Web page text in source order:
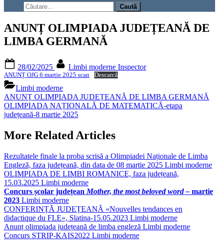
form
Caută
după:
ANUNȚ OLIMPIADA JUDEȚEANĂ DE
LIMBA GERMANĂ
on
28/02/2025 Limbi moderne Inspector
ANUNȚ OJG 6 martie 2025 scan Descarcă
Limbi moderne
Navigare
în
Previous
Post:
ANUNȚ OLIMPIADA JUDEȚEANĂ DE LIMBA GERMANĂ
Next
Post:
OLIMPIADA NAȚIONALĂ DE MATEMATICĂ-etapa
județeană-8 martie 2025
More Related Articles
Rezultatele finale la proba scrisă a Olimpiadei Naționale de Limba
Engleză, faza județeană, din data de 08 martie 2025 Limbi moderne
OLIMPIADA DE LIMBI ROMANICE, faza județeană,
15.03.2025 Limbi moderne
Concurs școlar județean Mother, the most beloved word – martie
2023 Limbi moderne
CONFERINȚĂ JUDEȚEANĂ «Nouvelles tendances en
didactique du FLE», Slatina-15.05.2023 Limbi moderne
Anunț olimpiada județeană de limba engleză Limbi moderne
Concurs STRIP-KAIS2022 Limbi moderne